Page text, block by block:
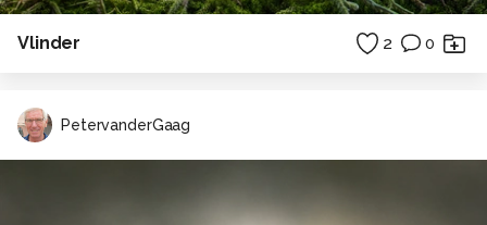
Vlinder 2 0
PetervanderGaag